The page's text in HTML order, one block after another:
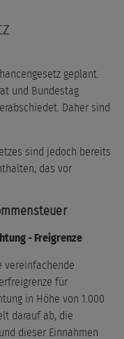
geplant.
und Bundestag
Daher sind
sind jedoch bereits
das vor
- Freigrenze
vereinfachende
für
in Höhe von 1.000
darauf ab, die
dieser Einnahmen